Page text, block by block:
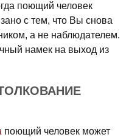
поющий человек
с тем, что Вы снова
а не наблюдателем.
намек на выход из
поющий человек может